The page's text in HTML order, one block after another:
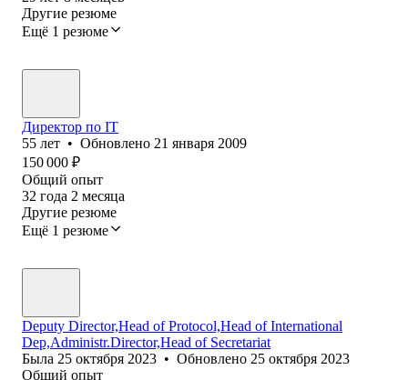
Другие резюме
Ещё 1 резюме
Директор по IT
55 лет • Обновлено 21 января 2009
150 000 ₽
Общий опыт
32 года 2 месяца
Другие резюме
Ещё 1 резюме
Deputy Director,Head of Protocol,Head of International
Dep,Administr.Director,Head of Secretariat
Была 25 октября 2023 • Обновлено 25 октября 2023
Общий опыт